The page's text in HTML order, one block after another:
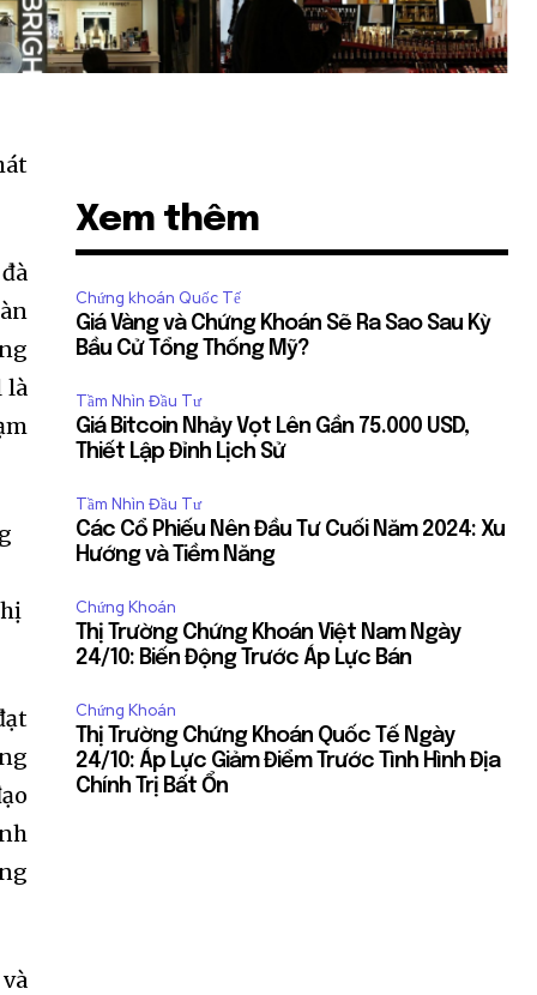
là
Xem thêm
Chứng khoán Quốc Tế
Giá Vàng và Chứng Khoán Sẽ Ra Sao Sau Kỳ
Bầu Cử Tổng Thống Mỹ?
Tầm Nhìn Đầu Tư
Giá Bitcoin Nhảy Vọt Lên Gần 75.000 USD,
Thiết Lập Đỉnh Lịch Sử
Tầm Nhìn Đầu Tư
Các Cổ Phiếu Nên Đầu Tư Cuối Năm 2024: Xu
Hướng và Tiềm Năng
Chứng Khoán
Thị Trường Chứng Khoán Việt Nam Ngày
24/10: Biến Động Trước Áp Lực Bán
Chứng Khoán
Thị Trường Chứng Khoán Quốc Tế Ngày
24/10: Áp Lực Giảm Điểm Trước Tình Hình Địa
Chính Trị Bất Ổn